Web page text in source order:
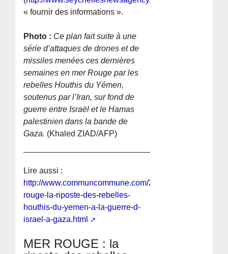
« fournir des informations ».
Photo : Ce plan fait suite à une
série d’attaques de drones et de
missiles menées ces dernières
semaines en mer Rouge par les
rebelles Houthis du Yémen,
soutenus par l’Iran, sur fond de
guerre entre Israël et le Hamas
palestinien dans la bande de
Gaza. (Khaled ZIAD/AFP)
Lire aussi :
http://www.communcommune.com/2023/12/mer-
rouge-la-riposte-des-rebelles-
houthis-du-yemen-a-la-guerre-d-
israel-a-gaza.html
MER ROUGE : la